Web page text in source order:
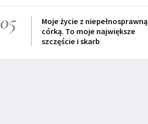
05
Moje życie z niepełnosprawną
córką. To moje największe
szczęście i skarb